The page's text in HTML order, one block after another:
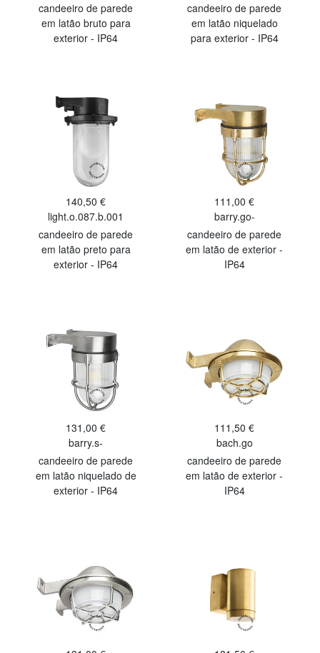
candeeiro de parede
em latão bruto para
exterior - IP64
candeeiro de parede
em latão niquelado
para exterior - IP64
140,50 €
light.o.087.b.001
candeeiro de parede
em latão preto para
exterior - IP64
111,00 €
barry.go-
candeeiro de parede
em latão de exterior -
IP64
131,00 €
barry.s-
candeeiro de parede
em latão niquelado de
exterior - IP64
111,50 €
bach.go
candeeiro de parede
em latão de exterior -
IP64